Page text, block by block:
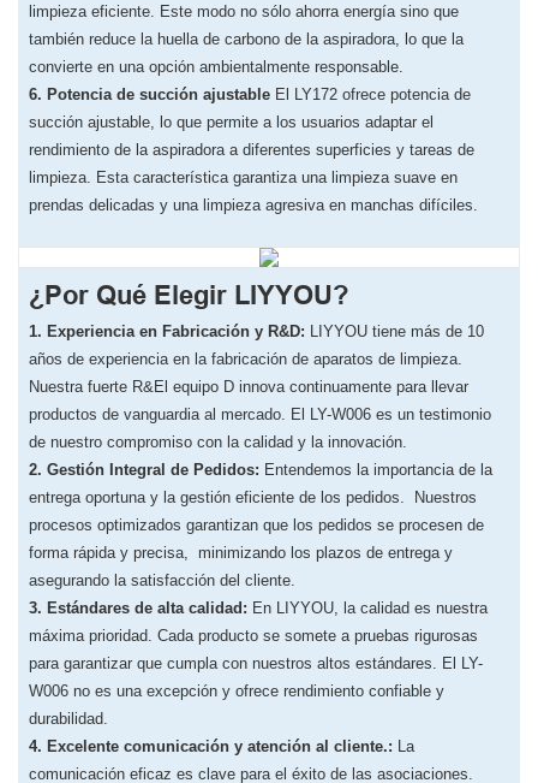
limpieza eficiente. Este modo no sólo ahorra energía sino que
también reduce la huella de carbono de la aspiradora, lo que la
convierte en una opción ambientalmente responsable.
6. Potencia de succión ajustable El LY172 ofrece potencia de
succión ajustable, lo que permite a los usuarios adaptar el
rendimiento de la aspiradora a diferentes superficies y tareas de
limpieza. Esta característica garantiza una limpieza suave en
prendas delicadas y una limpieza agresiva en manchas difíciles.
¿Por Qué Elegir LIYYOU?
1. Experiencia en Fabricación y R&D: LIYYOU tiene más de 10
años de experiencia en la fabricación de aparatos de limpieza.
Nuestra fuerte R&El equipo D innova continuamente para llevar
productos de vanguardia al mercado. El LY-W006 es un testimonio
de nuestro compromiso con la calidad y la innovación.
​2. Gestión Integral de Pedidos: Entendemos la importancia de la
entrega oportuna y la gestión eficiente de los pedidos.
Nuestros
procesos optimizados garantizan que los pedidos se procesen de
forma rápida y precisa,
minimizando los plazos de entrega y
asegurando la satisfacción del cliente.
​3. Estándares de alta calidad: En LIYYOU, ​​la calidad es nuestra
máxima prioridad. Cada producto se somete a pruebas rigurosas
para garantizar que cumpla con nuestros altos estándares. El LY-
W006 no es una excepción y ofrece rendimiento confiable y
durabilidad.
​4. Excelente comunicación y atención al cliente.: La
comunicación eficaz es clave para el éxito de las asociaciones.